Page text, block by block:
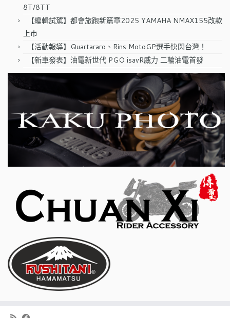
8T/8TT
【編輯試駕】都會旅跑新篇章2025 YAMAHA NMAX155改款
上市
【活動報導】Quartararo、Rins MotoGP選手快閃台灣！
【新車發表】油電新世代 PGO isavR威力 二輪油電首發